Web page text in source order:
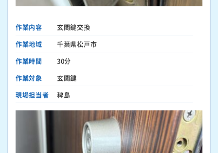
作業内容
玄関鍵交換
作業地域
千葉県松戸市
作業時間
30分
作業対象
玄関鍵
現場担当者
稗島